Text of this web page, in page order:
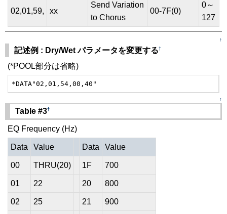
02,01,59, xx
Send Variation
to Chorus
00-7F(0)
0～
127
↑
記述例 : Dry/Wet パラメータを変更する†
(*POOL部分は省略)
*DATA"02,01,54,00,40"
↑
Table #3†
EQ Frequency (Hz)
Data Value Data Value
00 THRU(20) 1F 700
01 22 20 800
02 25 21 900